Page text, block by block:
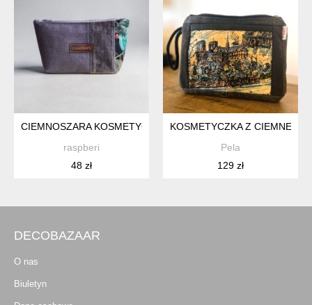
CIEMNOSZARA KOSMETYCZKA MIDI
raspberi
48 zł
KOSMETYCZKA Z CIEMNEGO
Pela
129 zł
DECOBAZAAR
O nas
Biuletyn